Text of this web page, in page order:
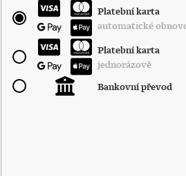
Platební karta
automatické
Platební karta
jednorázově
Bankovní převod